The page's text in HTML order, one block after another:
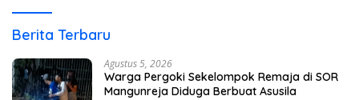
Berita Terbaru
Agustus 5, 2026
Warga Pergoki Sekelompok Remaja di SOR
Mangunreja Diduga Berbuat Asusila